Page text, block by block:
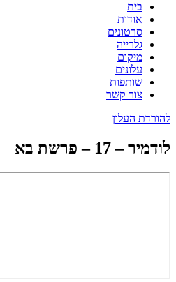
בית
אודות
סרטונים
גלרייה
מיקום
עלונים
שותפות
צור קשר
להורדת העלון
לודמיר – 17 – פרשת בא